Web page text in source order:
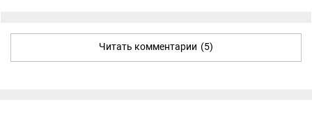
Читать комментарии (5)